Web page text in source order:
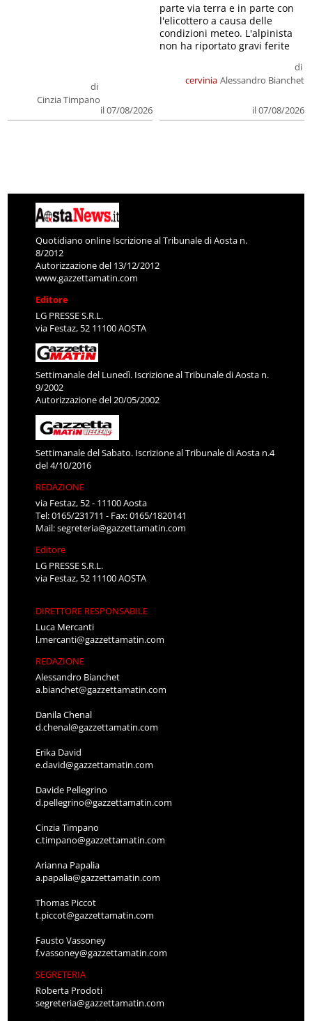
di
Cinzia Timpano
il 07/08/2026
cervinia
di
Alessandro Bianchet
il 07/08/2026
parte via terra e in parte con
l'elicottero a causa delle
condizioni meteo. L'alpinista
non ha riportato gravi ferite
Quotidiano online Iscrizione al Tribunale di Aosta n.
8/2012
Autorizzazione del 13/12/2012
www.gazzettamatin.com
Editore
LG PRESSE S.R.L.
via Festaz, 52 11100 AOSTA
Settimanale del Lunedì. Iscrizione al Tribunale di Aosta n.
9/2002
Autorizzazione del 20/05/2002
Settimanale del Sabato. Iscrizione al Tribunale di Aosta n.4
del 4/10/2016
REDAZIONE
via Festaz, 52 - 11100 Aosta
Tel: 0165/231711 - Fax: 0165/1820141
Mail:segreteria@gazzettamatin.com
Editore
LG PRESSE S.R.L.
via Festaz, 52 11100 AOSTA
DIRETTORE RESPONSABILE
Luca Mercanti
l.mercanti@gazzettamatin.com
REDAZIONE
Alessandro Bianchet
a.bianchet@gazzettamatin.com
Danila Chenal
d.chenal@gazzettamatin.com
Erika David
e.david@gazzettamatin.com
Davide Pellegrino
d.pellegrino@gazzettamatin.com
Cinzia Timpano
c.timpano@gazzettamatin.com
Arianna Papalia
a.papalia@gazzettamatin.com
Thomas Piccot
t.piccot@gazzettamatin.com
Fausto Vassoney
f.vassoney@gazzettamatin.com
SEGRETERIA
Roberta Prodoti
segreteria@gazzettamatin.com